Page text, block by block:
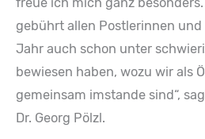
gebührt allen Postlerinnen und
Jahr auch schon unter
bewiesen haben, wozu wir als
gemeinsam imstande sind“,
Dr. Georg Pölzl.